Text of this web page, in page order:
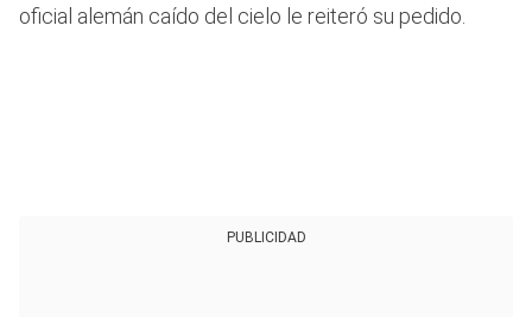
oficial alemán caído del cielo le reiteró su pedido.
PUBLICIDAD